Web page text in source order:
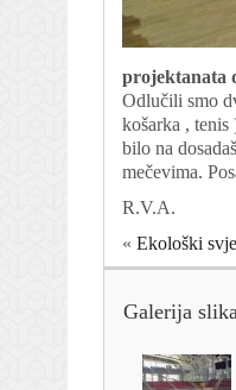
projektanata
Odlučili smo
košarka ,
bilo na
mečevima.
R.V.A.
« Ekološki
Galerija